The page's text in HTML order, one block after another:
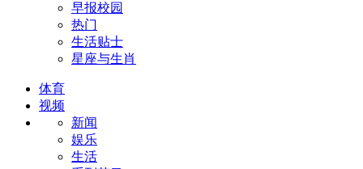
早报校园
热门
生活贴士
星座与生肖
体育
视频
新闻
娱乐
生活